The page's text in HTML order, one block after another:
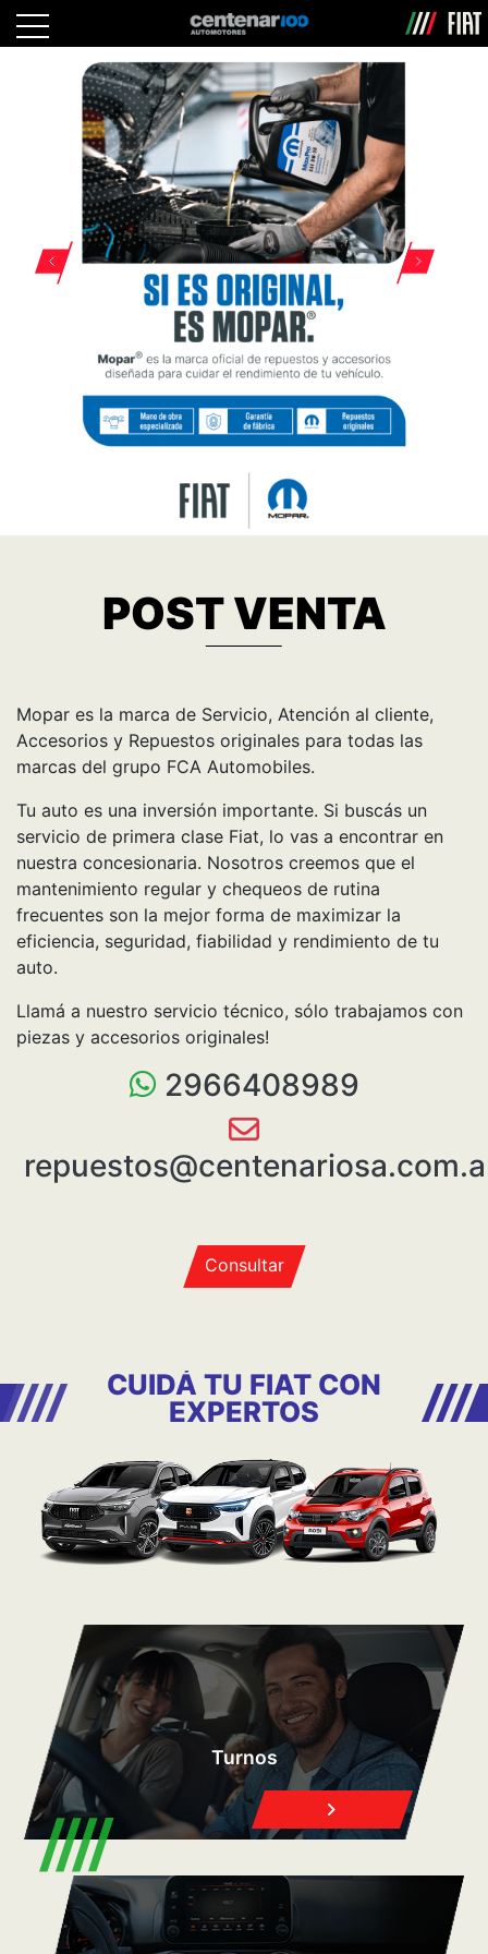
POST VENTA
Mopar es la marca de Servicio, Atención al cliente,
Accesorios y Repuestos originales para todas las
marcas del grupo FCA Automobiles.
Tu auto es una inversión importante. Si buscás un
nuestra concesionaria. Nosotros creemos que el
mantenimiento regular y chequeos de rutina
eficiencia, seguridad, fiabilidad y rendimiento de tu
Llamá a nuestro servicio técnico, sólo trabajamos con
piezas y accesorios originales!
Consultar
CUIDÁ TU FIAT CON
EXPERTOS
Turnos